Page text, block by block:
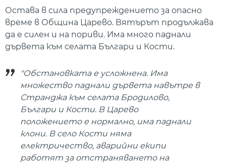
Остава в сила предупреждението за опасно
време в Община Царево. Вятърът продължава
да е силен и на пориви. Има много паднали
дървета към селата Българи и Кости.
"Обстановката е усложнена. Има
множество паднали дървета навътре в
Странджа към селата Бродилово,
Българи и Кости. В Царево
положението е нормално, има паднали
клони. В село Кости няма
електричество, аварийни екипи
работят за отстраняването на